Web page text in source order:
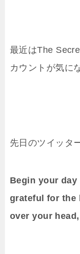
最近はThe
カウントが気に
先日のツイッタ
Begin your
grateful for the
over your